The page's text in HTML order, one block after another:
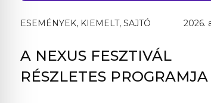
ESEMÉNYEK, KIEMELT, SAJTÓ 2026.
A NEXUS FESZTIVÁL
RÉSZLETES PROGRAMJA